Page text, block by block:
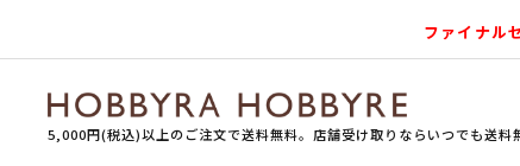
ファイナル
5,000円(税込)以上のご注文で送料無料。店舗受け取りならいつでも送料